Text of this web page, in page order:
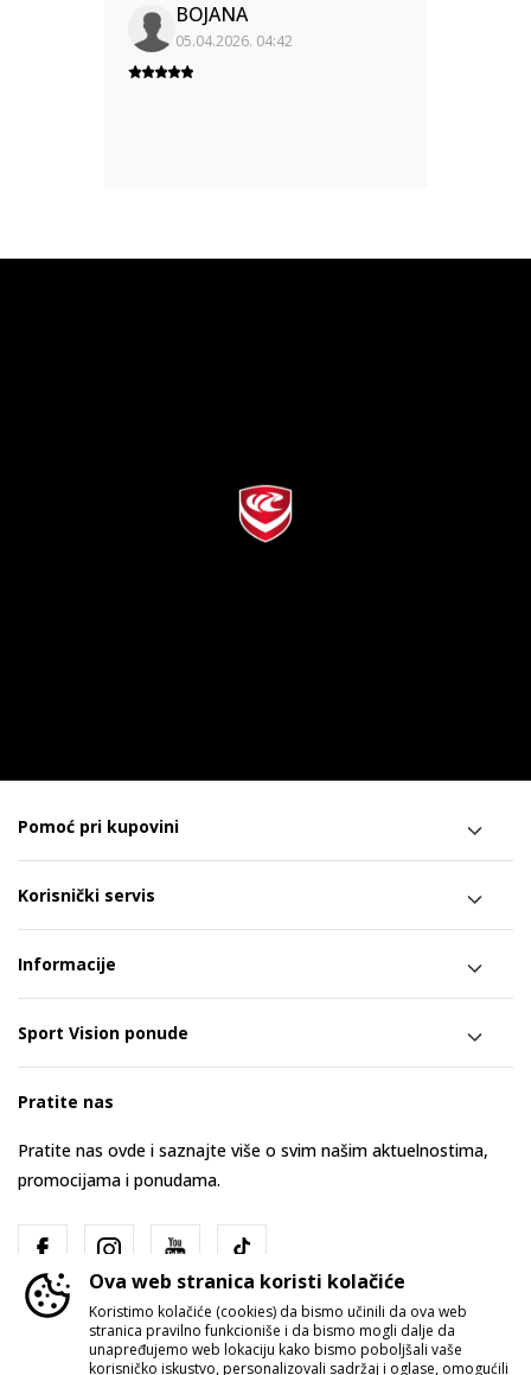
BOJANA
05.04.2026. 04:42
Pomoć pri kupovini
Korisnički servis
Informacije
Sport Vision ponude
Pratite nas
Pratite nas ovde i saznajte više o svim našim aktuelnostima,
promocijama i ponudama.
Ova web stranica koristi kolačiće
Koristimo kolačiće (cookies) da bismo učinili da ova web
stranica pravilno funkcioniše i da bismo mogli dalje da
unapređujemo web lokaciju kako bismo poboljšali vaše
korisničko iskustvo, personalizovali sadržaj i oglase, omogućili